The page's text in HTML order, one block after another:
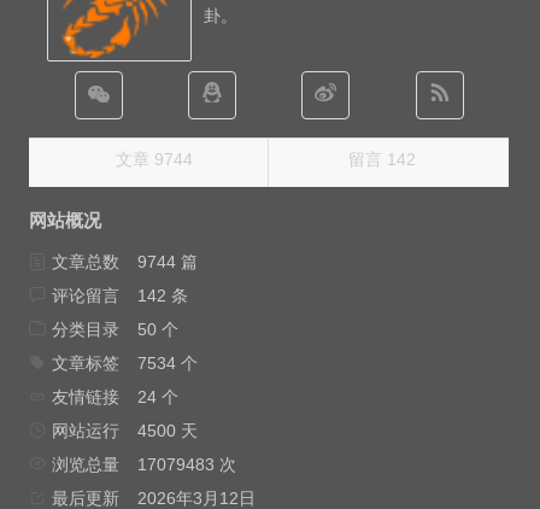
卦。
文章 9744 留言 142
网站概况
文章总数
9744 篇
评论留言
142 条
分类目录
50 个
文章标签
7534 个
友情链接
24 个
网站运行
4500 天
浏览总量
17079483 次
最后更新
2026年3月12日